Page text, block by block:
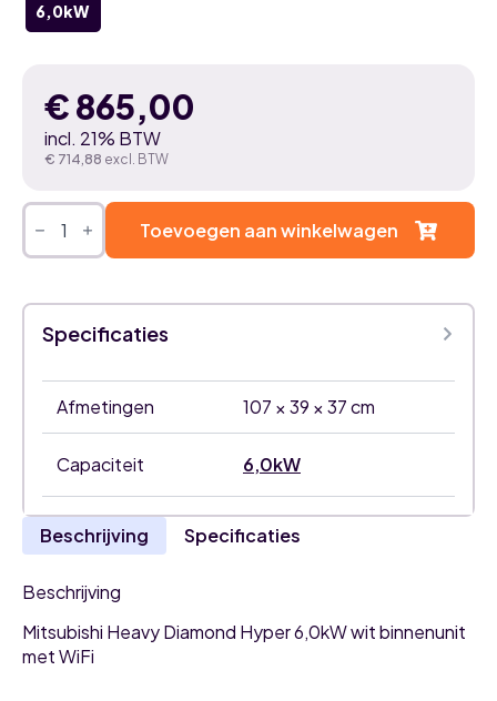
6,0kW
€865,00
incl. 21% BTW
€ 714,88 excl. BTW
Mitsubishi
Heavy
Diamond
Hyper
airco
wit
binnenunit
met
aantal
Toevoegen aan winkelwagen
Specificaties
Afmetingen 107 × 39 × 37 cm
Capaciteit 6,0kW
Beschrijving Specificaties
Beschrijving
Mitsubishi Heavy Diamond Hyper 6,0kW wit binnenunit
met WiFi